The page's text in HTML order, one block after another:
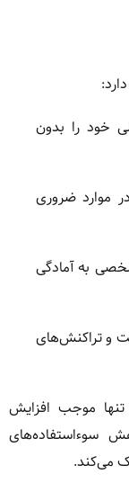
خود را بدون
موارد ضروری
به آمادگی
و تراکنش‌های
تنها موجب افزایش
سوءاستفاده‌های
می‌کند.